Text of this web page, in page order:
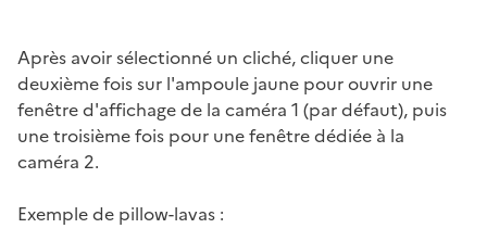
Après avoir sélectionné un cliché, cliquer une
deuxième fois sur l'ampoule jaune pour ouvrir une
fenêtre d'affichage de la caméra 1 (par défaut), puis
une troisième fois pour une fenêtre dédiée à la
caméra 2.
Exemple de pillow-lavas :